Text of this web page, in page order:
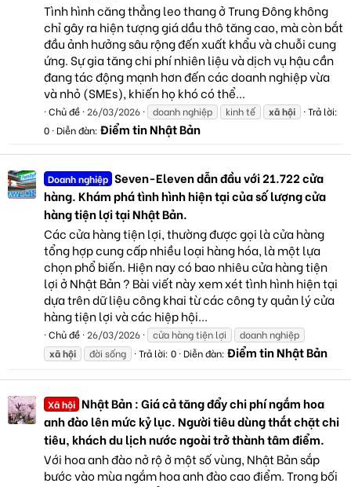
Tình hình căng thẳng leo thang ở Trung Đông không
chỉ gây ra hiện tượng giá dầu thô tăng cao, mà còn bắt
đầu ảnh hưởng sâu rộng đến xuất khẩu và chuỗi cung
ứng. Sự gia tăng chi phí nhiên liệu và dịch vụ hậu cần
đang tác động mạnh hơn đến các doanh nghiệp vừa
và nhỏ (SMEs), khiến họ khó có thể...
Chủ đề 26/03/2026 doanh nghiệp kinh tế xãhội
Trả lời:
0 Diễn đàn: Điểm tin Nhật Bản
Doanh nghiệp Seven-Eleven dẫn đầu với 21.722 cửa
hàng. Khám phá tình hình hiện tại của số lượng cửa
hàng tiện lợi tại Nhật Bản.
Các cửa hàng tiện lợi, thường được gọi là cửa hàng
tổng hợp cung cấp nhiều loại hàng hóa, là một lựa
chọn phổ biến. Hiện nay có bao nhiêu cửa hàng tiện
lợi ở Nhật Bản ? Bài viết này xem xét tình hình hiện tại
dựa trên dữ liệu công khai từ các công ty quản lý cửa
hàng tiện lợi và các hiệp hội...
Chủ đề 26/03/2026 cửa hàng tiện lợi
doanh nghiệp
xãhội đời sống Trả lời: 0 Diễn đàn: Điểm tin Nhật Bản
Xã hội Nhật Bản : Giá cả tăng đẩy chi phí ngắm hoa
anh đào lên mức kỷ lục. Người tiêu dùng thắt chặt chi
tiêu, khách du lịch nước ngoài trở thành tâm điểm.
Với hoa anh đào nở rộ ở một số vùng, Nhật Bản sắp
bước vào mùa ngắm hoa anh đào cao điểm. Trong bối